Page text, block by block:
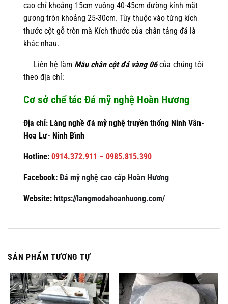
cao chỉ khoảng 15cm vuông 40-45cm đường kính mặt
gương tròn khoảng 25-30cm. Tùy thuộc vào từng kích
thước cột gỗ tròn mà Kích thước của chân tảng đá là
khác nhau.
Liên hệ làm Mẫu chân cột đá vàng 06của chúng tôi
theo địa chỉ:
Cơ sở chế tác Đá mỹ nghệ Hoàn Hương
Địa chỉ: Làng nghề đá mỹ nghệ truyền thống Ninh Vân-
Hoa Lư- Ninh Bình
Hotline: 0914.372.911 – 0985.815.390
Facebook: Đá mỹ nghệ cao cấp Hoàn Hương
Website: https://langmodahoanhuong.com/
SẢN PHẨM TƯƠNG TỰ